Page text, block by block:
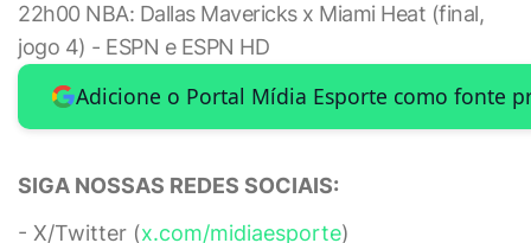
22h00 NBA: Dallas Mavericks x Miami Heat (final,
jogo 4) - ESPN e ESPN HD
Adicione o Portal Mídia Esporte como fonte
SIGA NOSSAS REDES SOCIAIS:
- X/Twitter (x.com/midiaesporte)